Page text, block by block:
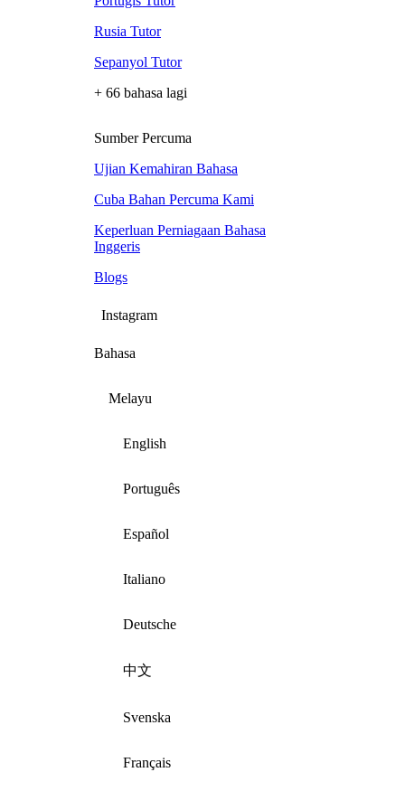
Rusia Tutor
Sepanyol Tutor
+ 66 bahasa lagi
Sumber Percuma
Ujian Kemahiran Bahasa
Cuba Bahan Percuma Kami
Keperluan Perniagaan Bahasa
Inggeris
Blogs
Instagram
Bahasa
Melayu
English
Português
Español
Italiano
Deutsche
中文
Svenska
Français